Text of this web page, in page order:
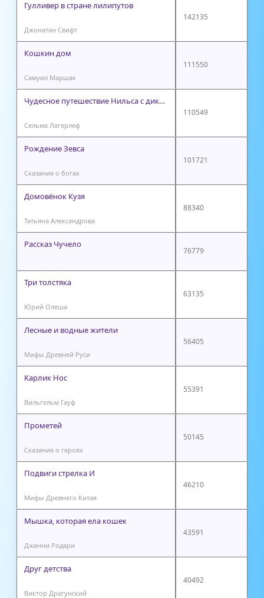
Гулливер в стране лилипутов
Джонатан Свифт
142135
Кошкин дом
Самуил Маршак
111550
Чудесное путешествие Нильса с дикими гусями
Сельма Лагерлеф
110549
Рождение Зевса
Сказания о богах
101721
Домовёнок Кузя
Татьяна Александрова
88340
Рассказ Чучело
76779
Три толстяка
Юрий Олеша
63135
Лесные и водные жители
Мифы Древней Руси
56405
Карлик Нос
Вильгельм Гауф
55391
Прометей
Сказания о героях
50145
Подвиги стрелка И
Мифы Древнего Китая
46210
Мышка, которая ела кошек
Джанни Родари
43591
Друг детства
Виктор Драгунский
40492